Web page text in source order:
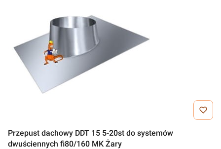
Przepust dachowy DDT 15 5-20st do systemów
dwuściennych fi80/160 MK Żary